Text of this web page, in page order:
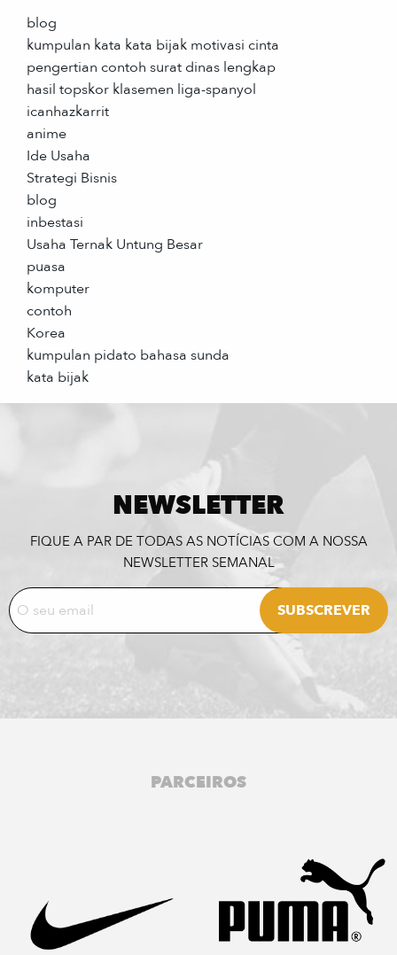
blog
kumpulan kata kata bijak motivasi cinta
pengertian contoh surat dinas lengkap
hasil topskor klasemen liga-spanyol
icanhazkarrit
anime
Ide Usaha
Strategi Bisnis
blog
inbestasi
Usaha Ternak Untung Besar
puasa
komputer
contoh
Korea
kumpulan pidato bahasa sunda
kata bijak
NEWSLETTER
FIQUE A PAR DE TODAS AS NOTÍCIAS COM A NOSSA
NEWSLETTER SEMANAL
PARCEIROS